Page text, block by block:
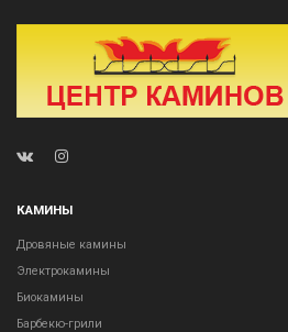
КАМИНЫ
Дровяные камины
Электрокамины
Биокамины
Барбекю-грили